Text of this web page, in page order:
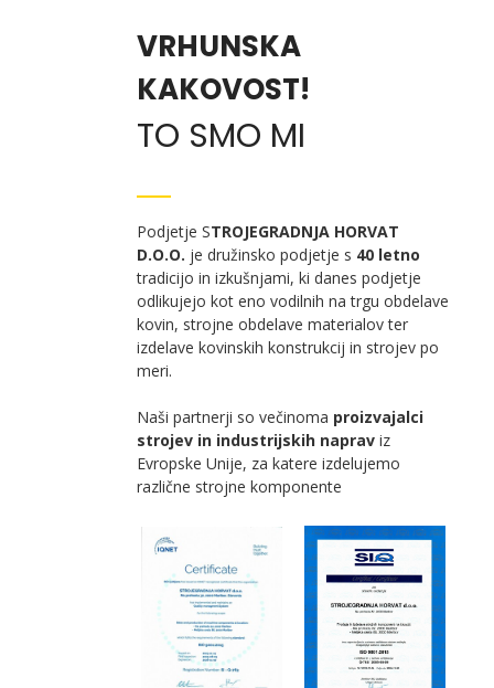
VRHUNSKA
KAKOVOST!
TO SMO MI
Podjetje STROJEGRADNJA HORVAT
D.O.O. je družinsko podjetje s 40 letno
tradicijo in izkušnjami, ki danes podjetje
odlikujejo kot eno vodilnih na trgu obdelave
kovin, strojne obdelave materialov ter
izdelave kovinskih konstrukcij in strojev po
meri.
Naši partnerji so večinoma proizvajalci
strojev in industrijskih naprav iz
Evropske Unije, za katere izdelujemo
različne strojne komponente